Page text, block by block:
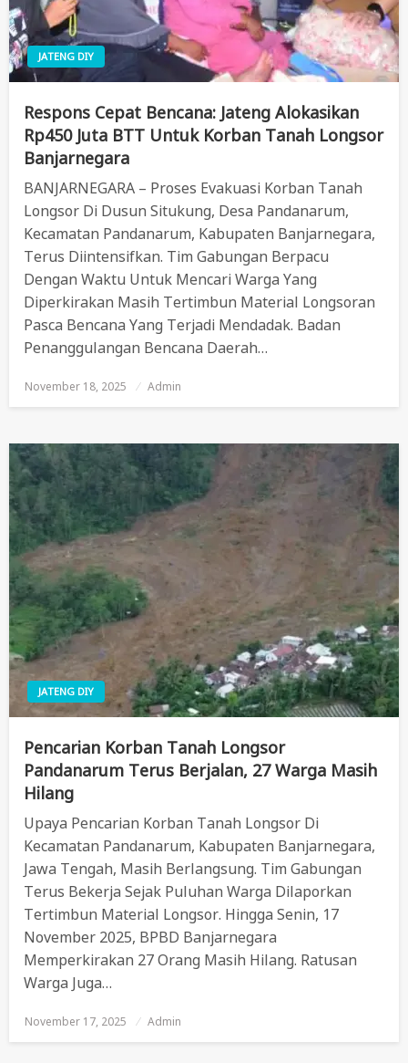
JATENG DIY
Respons Cepat Bencana: Jateng Alokasikan
Rp450 Juta BTT Untuk Korban Tanah Longsor
Banjarnegara
BANJARNEGARA – Proses Evakuasi Korban Tanah
Longsor Di Dusun Situkung, Desa Pandanarum,
Kecamatan Pandanarum, Kabupaten Banjarnegara,
Terus Diintensifkan. Tim Gabungan Berpacu
Dengan Waktu Untuk Mencari Warga Yang
Diperkirakan Masih Tertimbun Material Longsoran
Pasca Bencana Yang Terjadi Mendadak. Badan
Penanggulangan Bencana Daerah…
Posted
November 18, 2025 Admin
JATENG DIY
Pencarian Korban Tanah Longsor
Pandanarum Terus Berjalan, 27 Warga Masih
Hilang
Upaya Pencarian Korban Tanah Longsor Di
Kecamatan Pandanarum, Kabupaten Banjarnegara,
Jawa Tengah, Masih Berlangsung. Tim Gabungan
Terus Bekerja Sejak Puluhan Warga Dilaporkan
Tertimbun Material Longsor. Hingga Senin, 17
November 2025, BPBD Banjarnegara
Memperkirakan 27 Orang Masih Hilang. Ratusan
Warga Juga…
Posted
November 17, 2025 Admin